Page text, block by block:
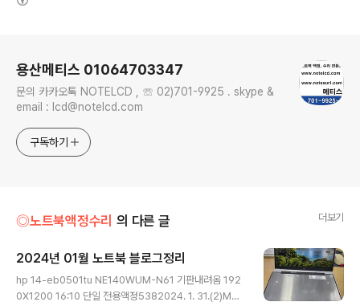
용산메티스 01064703347
문의 카카오톡 NOTELCD , ☏ 02)701-9925 . skype &
email : lcd@notelcd.com
구독하기
◎노트북액정수리 의 다른 글 더보기
2024년 01월 노트북 블로그정리
hp 14-eb0501tu NE140WUM-N61 기판내려옴 192
0X1200 16:10 단일 전용액정5382024. 1. 31.(2)MSI